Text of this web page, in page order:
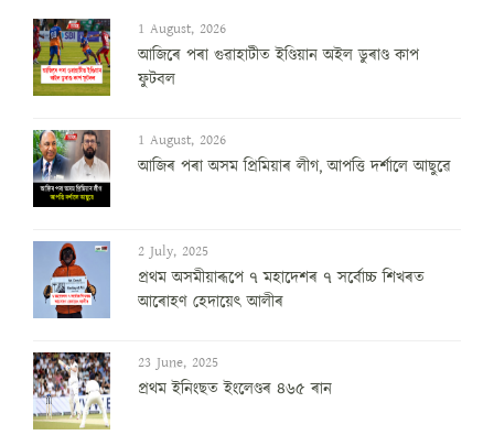
1 August, 2026
আজিৰে পৰা গুৱাহাটীত ইণ্ডিয়ান অইল ডুৰাণ্ড কাপ
ফুটবল
1 August, 2026
আজিৰ পৰা অসম প্ৰিমিয়াৰ লীগ, আপত্তি দৰ্শালে আছুৱে
2 July, 2025
প্ৰথম অসমীয়াৰূপে ৭ মহাদেশৰ ৭ সৰ্বোচ্চ শিখৰত
আৰোহণ হেদায়েৎ আলীৰ
23 June, 2025
প্ৰথম ইনিংছত ইংলেণ্ডৰ ৪৬৫ ৰান